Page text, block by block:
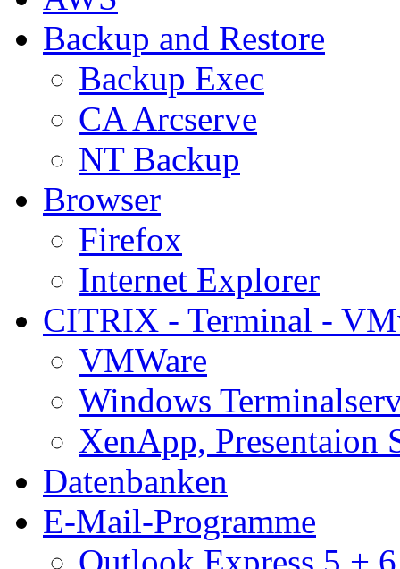
Backup and Restore
Backup Exec
CA Arcserve
NT Backup
Browser
Firefox
Internet Explorer
CITRIX - Terminal -
VMWare
Windows
XenApp, Presentaion
Datenbanken
E-Mail-Programme
Outlook Express 5 + 6